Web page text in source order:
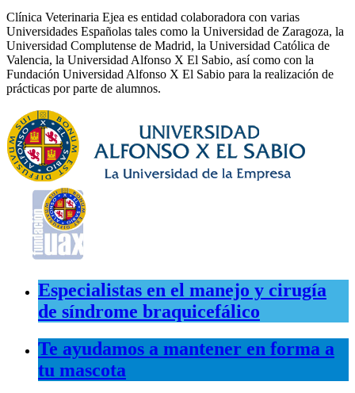
Clínica Veterinaria Ejea es entidad colaboradora con varias
Universidades Españolas tales como la Universidad de Zaragoza, la
Universidad Complutense de Madrid, la Universidad Católica de
Valencia, la Universidad Alfonso X El Sabio, así como con la
Fundación Universidad Alfonso X El Sabio para la realización de
prácticas por parte de alumnos.
Especialistas en el manejo y cirugía
de síndrome braquicefálico
Te ayudamos a mantener en forma a
tu mascota